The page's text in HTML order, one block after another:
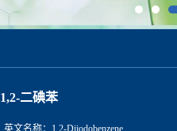
1,2-二碘苯
英文名称： 1,2-Diiodobenzene